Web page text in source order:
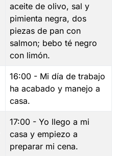
aceite de olivo, sal y
pimienta negra, dos
piezas de pan con
salmon; bebo té negro
con limón.
16:00 - Mi día de trabajo
ha acabado y manejo a
casa.
17:00 - Yo llego a mi
casa y empiezo a
preparar mi cena.